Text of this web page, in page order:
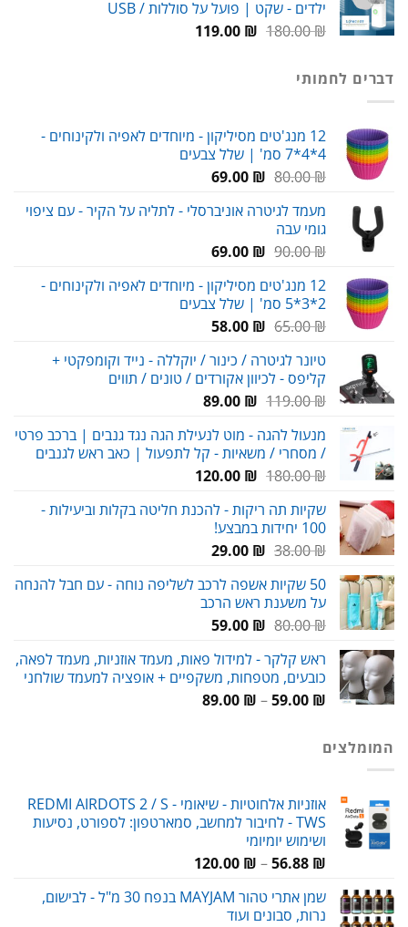
150.00 ₪.
99.00 ₪.
ילדים - שקט | פועל על סוללות / USB
180.00₪
המחיר119.00 ₪
המחיר
דברים לחמותי
12 מנג'טים מסיליקון - מיוחדים לאפיה ולקינוחים -
4*4*7 סמ' | שלל צבעים
80.00₪
המחיר
היה:
69.00 ₪
המחיר
הוא:
מעמד לגיטרה אוניברסלי - לתליה על הקיר - עם ציפוי
גומי עבה
90.00₪
המחיר
היה:
90.00 ₪.
69.00 ₪
המחיר
הוא:
69.00 ₪.
12 מנג'טים מסיליקון - מיוחדים לאפיה ולקינוחים -
2*3*5 סמ' | שלל צבעים
65.00₪
המחיר
היה:
65.00 ₪.
58.00 ₪
המחיר
הוא:
58.00 ₪.
טיונר לגיטרה / כינור / יוקללה - נייד וקומפקטי +
קליפס - לכיוון אקורדים / טונים / תווים
119.00₪
המחיר
היה:
119.00 ₪.
89.00 ₪
המחיר
הוא:
89.00 ₪.
מנעול להגה - מוט לנעילת הגה נגד גנבים | ברכב פרטי
/ מסחרי / משאיות - קל לתפעול | כאב ראש לגנבים
180.00₪
המחיר
היה:
180.00 ₪.
120.00 ₪
המחיר
הוא:
שקיות תה ריקות - להכנת חליטה בקלות וביעילות -
100 יחידות במבצע!
38.00₪
המחיר
היה:
38.00 ₪.
29.00 ₪
המחיר
הוא:
29.00 ₪.
50 שקיות אשפה לרכב לשליפה נוחה - עם חבל להנחה
על משענת ראש הרכב
80.00₪
המחיר
היה:
80.00 ₪.
59.00 ₪
המחיר
הוא:
59.00 ₪.
ראש קלקר - למידול פאות, מעמד אוזניות, מעמד לפאה,
כובעים, מטפחות, משקפיים + אופציה למעמד שולחני
59.00 ₪
–
89.00 ₪
טווח
המומלצים
אוזניות אלחוטיות - שיאומי REDMI AIRDOTS 2 / S -
TWS - לחיבור למחשב, סמארטפון: לספורט, נסיעות
ושימוש יומיומי
56.88 ₪
–
120.00 ₪
שמן אתרי טהור MAYJAM בנפח 30 מ"ל - לבישום,
נרות, סבונים ועוד